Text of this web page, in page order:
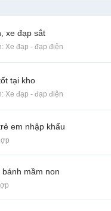
xe đạp sắt
Xe đạp - đạp điện
tại kho
Xe đạp - đạp điện
em nhập khẩu
mầm non